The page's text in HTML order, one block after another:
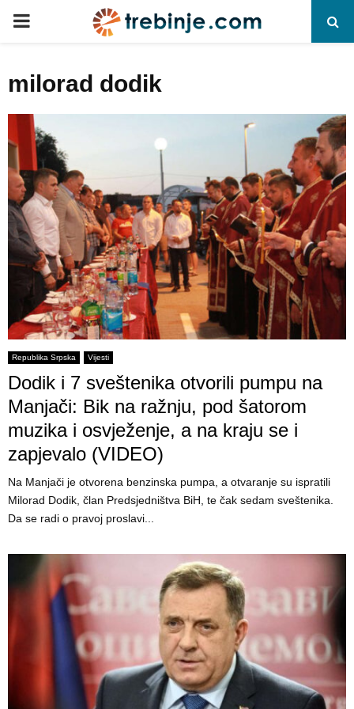
P
M
A
R
M
E
N
U
milorad dodik
Republika Srpska Vijesti
Dodik i 7 sveštenika otvorili pumpu na
Manjači: Bik na ražnju, pod šatorom
muzika i osvježenje, a na kraju se i
zapjevalo (VIDEO)
Na Manjači je otvorena benzinska pumpa, a otvaranje su ispratili
Milorad Dodik, član Predsjedništva BiH, te čak sedam sveštenika.
Da se radi o pravoj proslavi...